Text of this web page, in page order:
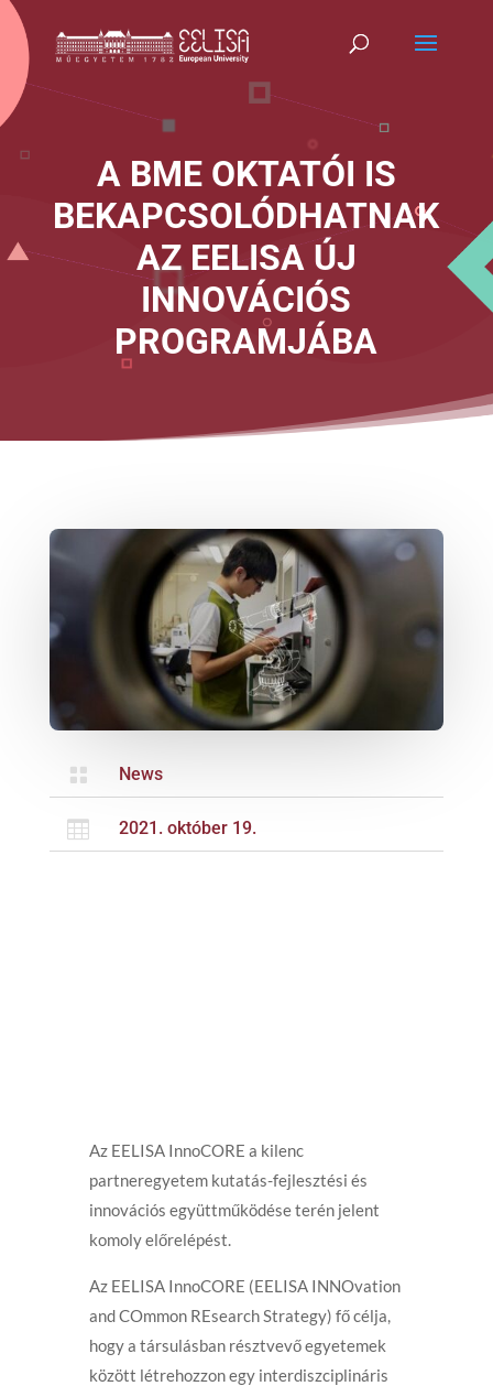
A BME OKTATÓI IS
BEKAPCSOLÓDHATNAK
AZ EELISA ÚJ
INNOVÁCIÓS
PROGRAMJÁBA
 News
 2021. október 19.
Az EELISA InnoCORE a kilenc
partneregyetem kutatás-fejlesztési és
innovációs együttműködése terén jelent
komoly előrelépést.
Az EELISA InnoCORE (EELISA INNOvation
and COmmon REsearch Strategy) fő célja,
hogy a társulásban résztvevő egyetemek
között létrehozzon egy interdiszciplináris